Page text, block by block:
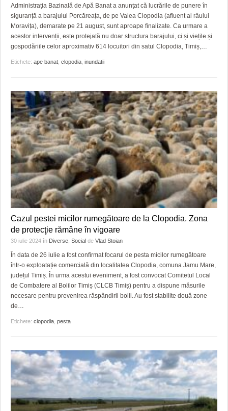
GRĂDINA TAICII DOMNULUI
ZIARISTU’ DE TERASĂ
CU OIŞTEA-N KIERKEGAARD
FINANŢĂRI DE LA A LA Z
CRONICĂ DE FILM
UNDE MERGEM
FILME DOCUMENTARE
CLIPURI VIDEO
ACCIDENTE
ANUNŢURI
INFO SI UTILE
CULTURA
JUSTITIE
FILME DOCUMENTARE
CLIPURI VIDEO
JOCURI ONLINE
DIVERSE
HARTA TIMIŞOAREI
LICEE, ŞCOLI ŞI GRĂDINIŢE DIN TIMIŞ
PRIMĂRIILE DIN TIMIŞ
SFATUL MEDICULUI
Administrația Bazinală de Apă Banat a anunțat că lucrările de punere în
siguranță a barajului Porcăreața, de pe Valea Clopodia (afluent al râului
Moravița), demarate pe 21 august, sunt aproape finalizate. Ca urmare a
acestor intervenții, este protejată nu doar structura barajului, ci și viețile și
gospodăriile celor aproximativ 614 locuitori din satul Clopodia, Timiș,…
Etichete: ape banat clopodia inundatii
Cazul pestei micilor rumegătoare de la Clopodia. Zona
de protecţie rămâne în vigoare
30 iulie 2024 în Diverse Social de Vlad Stoian
În data de 26 iulie a fost confirmat focarul de pesta micilor rumegătoare
într-o exploatație comercială din localitatea Clopodia, comuna Jamu Mare,
județul Timiș. În urma acestui eveniment, a fost convocat Comitetul Local
de Combatere al Bolilor Timiș (CLCB Timiș) pentru a dispune măsurile
necesare pentru prevenirea răspândirii bolii. Au fost stabilite două zone
de…
Etichete: clopodia pesta